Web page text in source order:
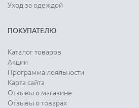
Уход за одеждой
ПОКУПАТЕЛЮ
Каталог товаров
Акции
Программа лояльности
Карта сайта
Отзывы о магазине
Отзывы о товарах